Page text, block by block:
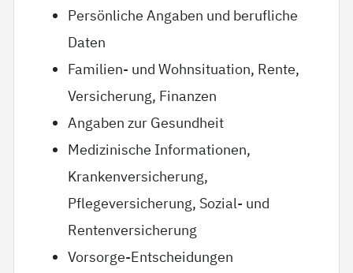
Persönliche Angaben und berufliche
Daten
Familien- und Wohnsituation, Rente,
Versicherung, Finanzen
Angaben zur Gesundheit
Medizinische Informationen,
Krankenversicherung,
Pflegeversicherung, Sozial- und
Rentenversicherung
Vorsorge-Entscheidungen